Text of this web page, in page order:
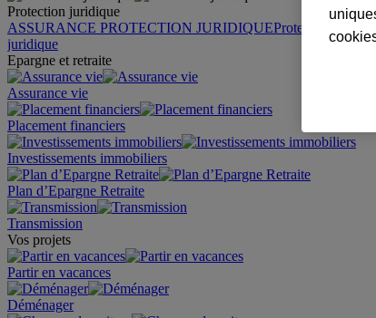
Protection juridique
ASSURANCE PROTECTION JURIDIQUEProtection
juridique
Epargne et retraite
Assurance vie
Placement financiers
Investissements immobiliers
Plan d’Epargne Retraite
Transmission
Vos projets
Partir en vacances
Déménager